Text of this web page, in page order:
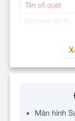
Tần số quét
Độ sáng tối đa
CHIP
(CPU)
Màn hình